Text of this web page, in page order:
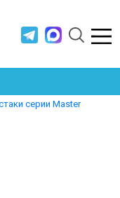
серии Master